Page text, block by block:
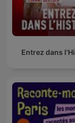
Entrez dans